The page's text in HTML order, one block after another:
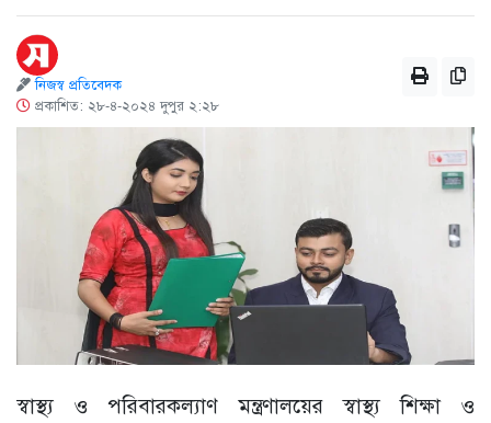
নিজস্ব প্রতিবেদক
প্রকাশিত: ২৮-৪-২০২৪ দুপুর ২:২৮
স্বাস্থ্য ও পরিবারকল্যাণ মন্ত্রণালয়ের স্বাস্থ্য শিক্ষা ও